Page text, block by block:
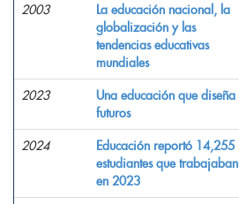
2003
La educación nacional, la
globalización y las
tendencias educativas
mundiales
2023
Una educación que diseña
futuros
2024
Educación reportó 14,255
estudiantes que trabajaban
en 2023